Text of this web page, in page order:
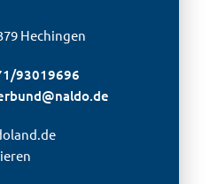
Hechingen
93019696
naldo.de